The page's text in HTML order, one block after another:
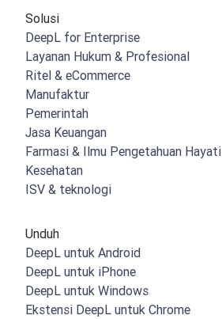
Solusi
DeepL for Enterprise
Layanan Hukum & Profesional
Ritel & eCommerce
Manufaktur
Pemerintah
Jasa Keuangan
Farmasi & Ilmu Pengetahuan Hayati
Kesehatan
ISV & teknologi
Unduh
DeepL untuk Android
DeepL untuk iPhone
DeepL untuk Windows
Ekstensi DeepL untuk Chrome